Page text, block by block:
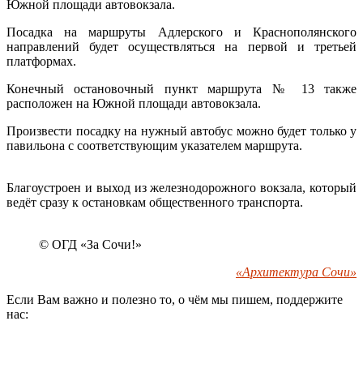
Южной площади автовокзала.
Посадка на маршруты Адлерского и Краснополянского
направлений будет осуществляться на первой и третьей
платформах.
Конечный остановочный пункт маршрута № 13 также
расположен на Южной площади автовокзала.
Произвести посадку на нужный автобус можно будет только у
павильона с соответствующим указателем маршрута.
Благоустроен и выход из железнодорожного вокзала, который
ведёт сразу к остановкам общественного транспорта.
© ОГД «За Сочи!»
«Архитектура Сочи»
Если Вам важно и полезно то, о чём мы пишем, поддержите
нас: